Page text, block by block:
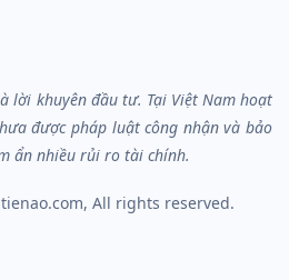
lời khuyên đầu tư. Tại Việt Nam hoạt
được pháp luật công nhận và bảo
ẩn nhiều rủi ro tài chính.
, All rights reserved.